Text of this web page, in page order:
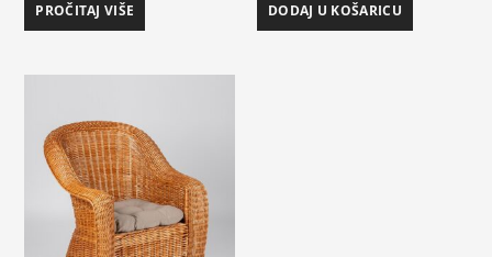
PROČITAJ VIŠE DODAJ U KOŠARICU